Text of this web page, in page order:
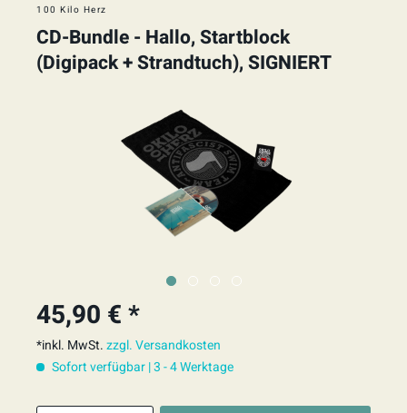
100 Kilo Herz
CD-Bundle - Hallo, Startblock
(Digipack + Strandtuch), SIGNIERT
45,90 € *
*inkl. MwSt.zzgl. Versandkosten
Sofort verfügbar | 3 - 4 Werktage